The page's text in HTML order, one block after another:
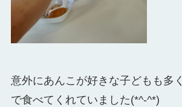
意外にあんこが好きな子どもも多
で食べてくれていました(*^-^*)